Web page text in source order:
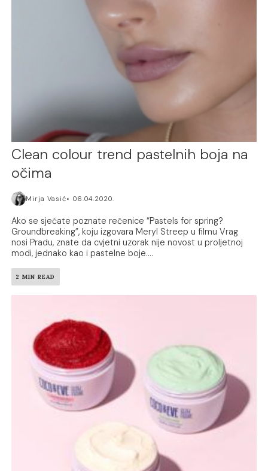
Clean colour trend pastelnih boja na
očima
Mirja Vasić 06.04.2020.
Ako se sjećate poznate rečenice “Pastels for spring?
Groundbreaking”, koju izgovara Meryl Streep u filmu Vrag
nosi Pradu, znate da cvjetni uzorak nije novost u proljetnoj
modi, jednako kao i pastelne boje....
2 MIN READ